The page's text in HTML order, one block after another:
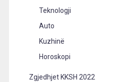
Teknologji
Auto
Kuzhinë
Horoskopi
Zgjedhjet KKSH 2022